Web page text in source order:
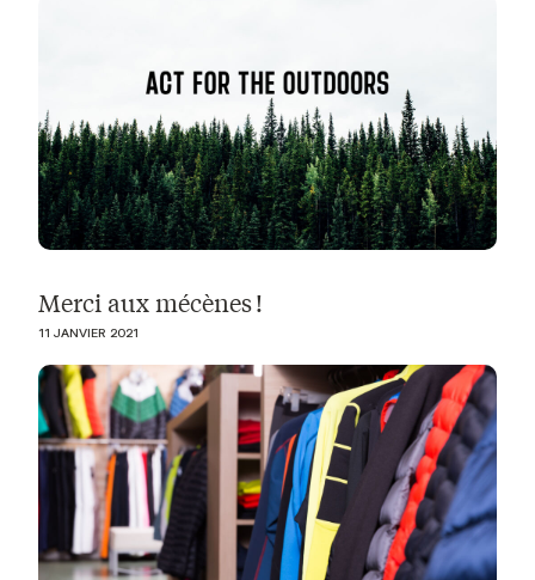
Merci aux mécènes !
11 JANVIER 2021